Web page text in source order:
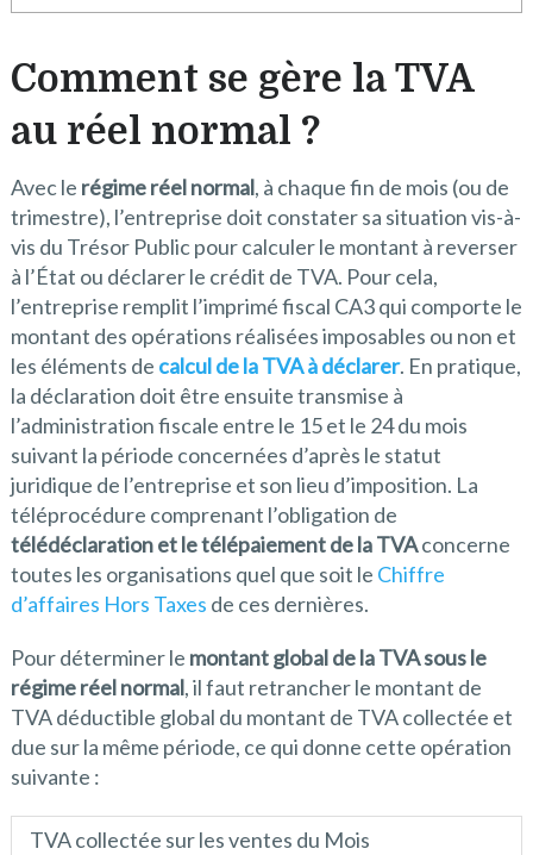
Comment se gère la TVA
au réel normal ?
Avec le régime réel normal, à chaque fin de mois (ou de
trimestre), l’entreprise doit constater sa situation vis-à-
vis du Trésor Public pour calculer le montant à reverser
à l’État ou déclarer le crédit de TVA. Pour cela,
l’entreprise remplit l’imprimé fiscal CA3 qui comporte le
montant des opérations réalisées imposables ou non et
les éléments de calcul de la TVA à déclarer. En pratique,
la déclaration doit être ensuite transmise à
l’administration fiscale entre le 15 et le 24 du mois
suivant la période concernées d’après le statut
juridique de l’entreprise et son lieu d’imposition. La
téléprocédure comprenant l’obligation de
télédéclaration et le télépaiement de la TVAconcerne
toutes les organisations quel que soit le Chiffre
d’affaires Hors Taxes de ces dernières.
Pour déterminer le montant global de la TVA sous le
régime réel normal, il faut retrancher le montant de
TVA déductible global du montant de TVA collectée et
due sur la même période, ce qui donne cette opération
suivante :
TVA collectée sur les ventes du Mois